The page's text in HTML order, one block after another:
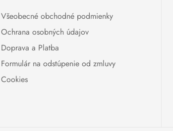
Všeobecné obchodné podmienky
Ochrana osobných údajov
Doprava a Platba
Formulár na odstúpenie od zmluvy
Cookies